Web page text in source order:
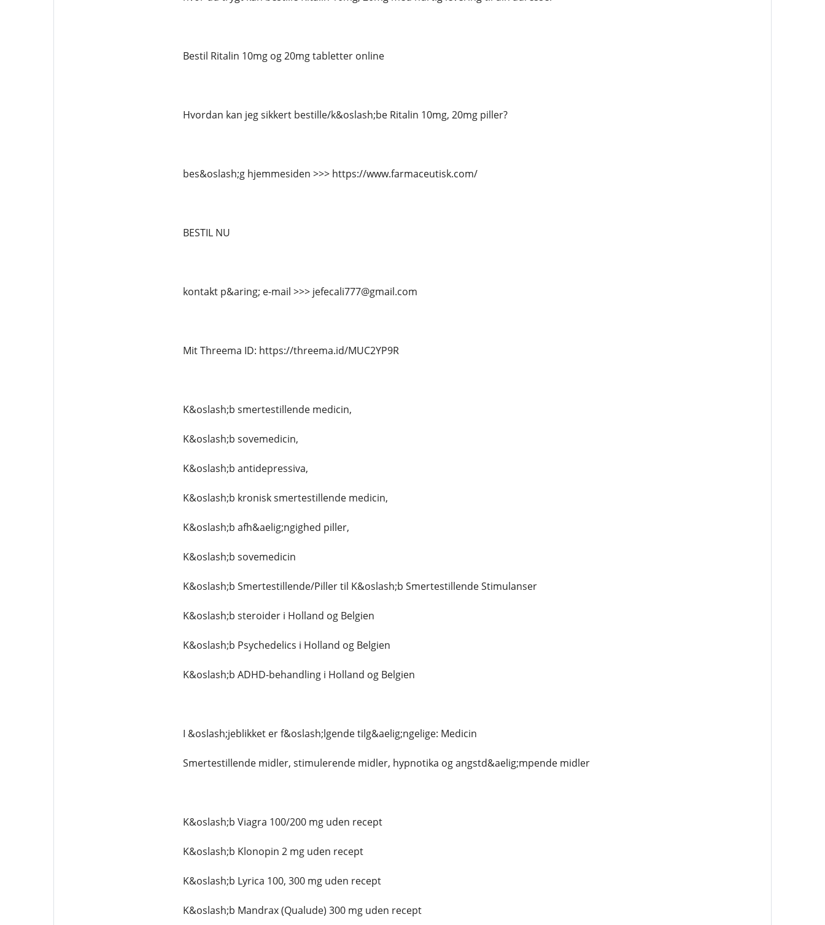
Bestil Ritalin 10mg og 20mg tabletter online
Hvordan kan jeg sikkert bestille/k&oslash;be Ritalin 10mg, 20mg piller?
bes&oslash;g hjemmesiden >>> https://www.farmaceutisk.com/
BESTIL NU
kontakt p&aring; e-mail >>> jefecali777@gmail.com
Mit Threema ID: https://threema.id/MUC2YP9R
K&oslash;b smertestillende medicin,
K&oslash;b sovemedicin,
K&oslash;b antidepressiva,
K&oslash;b kronisk smertestillende medicin,
K&oslash;b afh&aelig;ngighed piller,
K&oslash;b sovemedicin
K&oslash;b Smertestillende/Piller til K&oslash;b Smertestillende Stimulanser
K&oslash;b steroider i Holland og Belgien
K&oslash;b Psychedelics i Holland og Belgien
K&oslash;b ADHD-behandling i Holland og Belgien
I &oslash;jeblikket er f&oslash;lgende tilg&aelig;ngelige: Medicin
Smertestillende midler, stimulerende midler, hypnotika og angstd&aelig;mpende midler
K&oslash;b Viagra 100/200 mg uden recept
K&oslash;b Klonopin 2 mg uden recept
K&oslash;b Lyrica 100, 300 mg uden recept
K&oslash;b Mandrax (Qualude) 300 mg uden recept